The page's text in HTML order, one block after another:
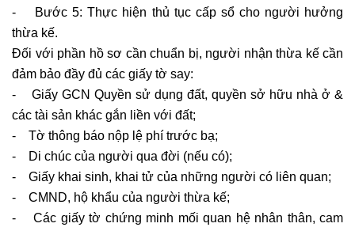
- Bước 5: Thực hiện thủ tục cấp sổ cho người hưởng
thừa kế.
Đối với phần hồ sơ cần chuẩn bị, người nhận thừa kế cần
đảm bảo đầy đủ các giấy tờ say:
- Giấy GCN Quyền sử dụng đất, quyền sở hữu nhà ở &
các tài sản khác gắn liền với đất;
- Tờ thông báo nộp lệ phí trước bạ;
- Di chúc của người qua đời (nếu có);
- Giấy khai sinh, khai tử của những người có liên quan;
- CMND, hộ khẩu của người thừa kế;
- Các giấy tờ chứng minh mối quan hệ nhân thân, cam